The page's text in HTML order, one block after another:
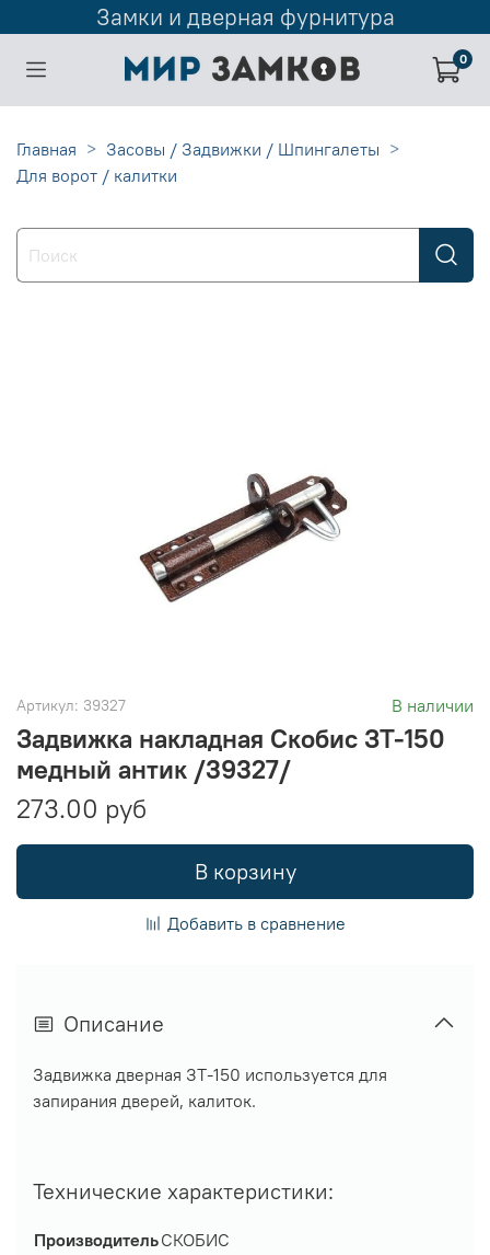
Замки и дверная фурнитура
0
Главная
Засовы / Задвижки / Шпингалеты
Для ворот / калитки
Артикул: 39327 В наличии
Задвижка накладная Скобис ЗТ-150
медный антик /39327/
273.00 руб
В корзину
Добавить в сравнение
Описание
Задвижка дверная ЗТ-150 используется для
запирания дверей, калиток.
Технические характеристики:
ПроизводительСКОБИС